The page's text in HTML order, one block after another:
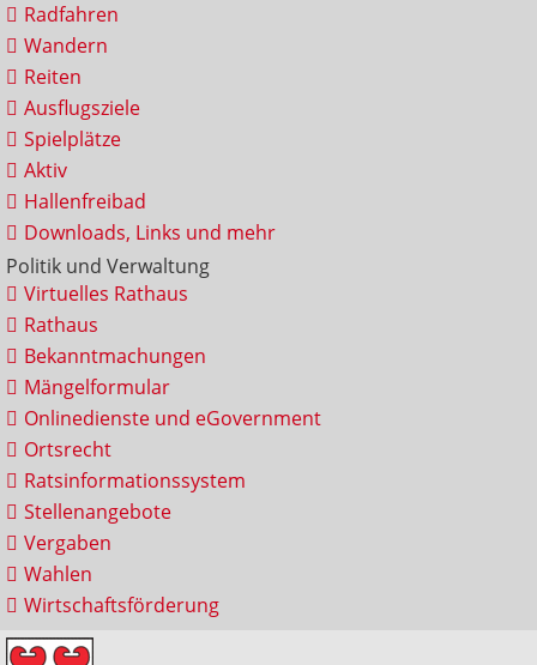
Radfahren
Wandern
Reiten
Ausflugsziele
Spielplätze
Aktiv
Hallenfreibad
Downloads, Links und mehr
Politik und Verwaltung
Virtuelles Rathaus
Rathaus
Bekanntmachungen
Mängelformular
Onlinedienste und eGovernment
Ortsrecht
Ratsinformationssystem
Stellenangebote
Vergaben
Wahlen
Wirtschaftsförderung